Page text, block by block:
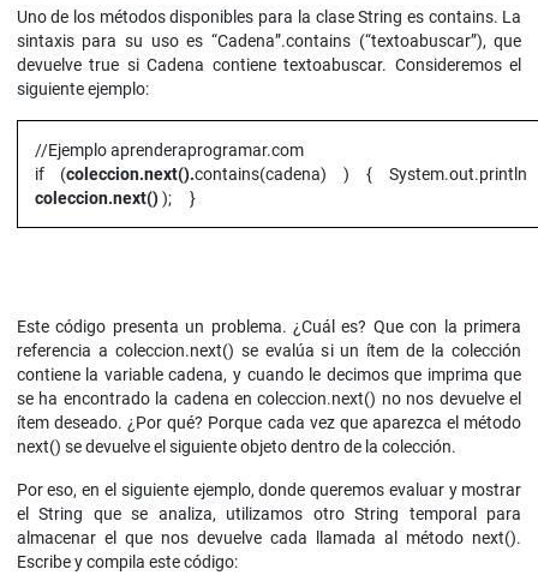
Uno de los métodos disponibles para la clase String es contains. La
sintaxis para su uso es “Cadena”.contains (“textoabuscar”), que
devuelve true si Cadena contiene textoabuscar. Consideremos el
siguiente ejemplo:
//Ejemplo aprenderaprogramar.com
if (coleccion.next().contains(cadena) ) {
coleccion.next()); }
Este código presenta un problema. ¿Cuál es? Que con la primera
referencia a coleccion.next() se evalúa si un ítem de la colección
contiene la variable cadena, y cuando le decimos que imprima que
se ha encontrado la cadena en coleccion.next() no nos devuelve el
ítem deseado. ¿Por qué? Porque cada vez que aparezca el método
next() se devuelve el siguiente objeto dentro de la colección.
Por eso, en el siguiente ejemplo, donde queremos evaluar y mostrar
el String que se analiza, utilizamos otro String temporal para
almacenar el que nos devuelve cada llamada al método next().
Escribe y compila este código: